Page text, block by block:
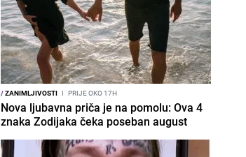
/ZANIMLJIVOSTI I PRIJE OKO 17H
Nova ljubavna priča je na pomolu: Ova 4
znaka Zodijaka čeka poseban august